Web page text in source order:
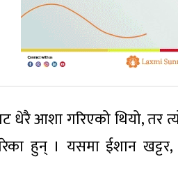
धेरै आशा गरिएको थियो, तर
हुन् । यसमा ईशान